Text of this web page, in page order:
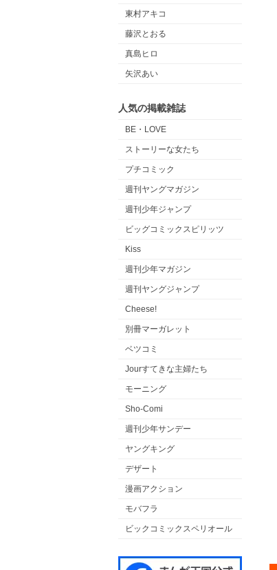
東村アキコ
藤沢とおる
真島ヒロ
矢沢あい
人気の掲載雑誌
BE・LOVE
ストーリーな女たち
プチコミック
週刊ヤングマガジン
週刊少年ジャンプ
ビッグコミックスピリッツ
Kiss
週刊少年マガジン
週刊ヤングジャンプ
Cheese!
別冊マーガレット
ベツコミ
Jourすてきな主婦たち
モーニング
Sho-Comi
週刊少年サンデー
ヤングキング
デザート
漫画アクション
モバフラ
ビックコミックスペリオール